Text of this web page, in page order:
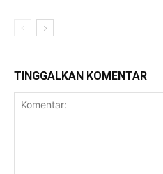
TINGGALKAN KOMENTAR